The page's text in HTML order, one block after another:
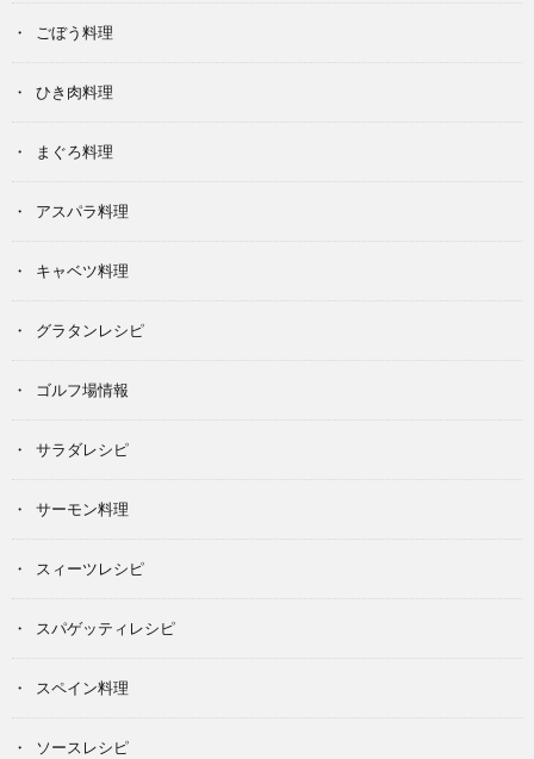
ごぼう料理
ひき肉料理
まぐろ料理
アスパラ料理
キャベツ料理
グラタンレシピ
ゴルフ場情報
サラダレシピ
サーモン料理
スィーツレシピ
スパゲッティレシピ
スペイン料理
ソースレシピ